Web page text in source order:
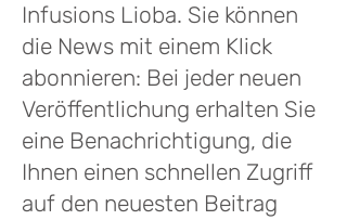
Infusions Lioba. Sie können
die News mit einem Klick
abonnieren: Bei jeder neuen
Veröffentlichung erhalten Sie
eine Benachrichtigung, die
Ihnen einen schnellen Zugriff
auf den neuesten Beitrag